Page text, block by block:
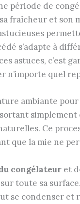
période de
fraîcheur et son
s’adapte à
astuces, c’est
quel
ambiante
Ce
que la mie ne
congélateur et
toute sa
se condenser